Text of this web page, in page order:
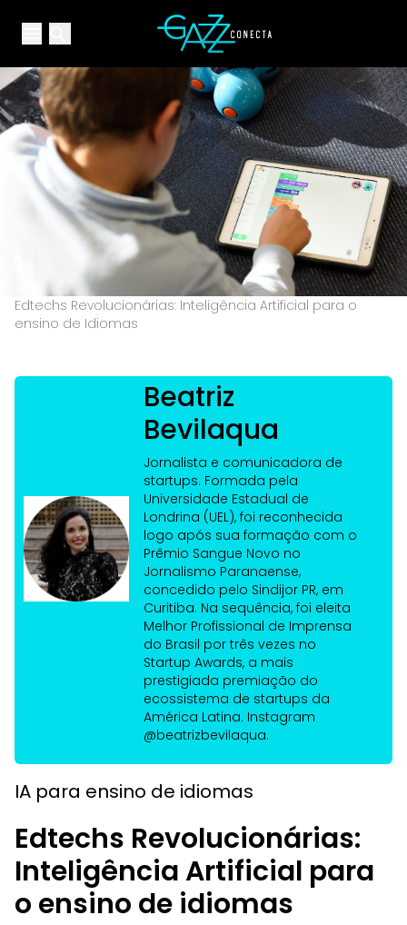
Open main menuYour Company
Edtechs Revolucionárias: Inteligência Artificial para o
ensino de Idiomas
Beatriz
Bevilaqua
Jornalista e comunicadora de
startups. Formada pela
Universidade Estadual de
Londrina (UEL), foi reconhecida
logo após sua formação com o
Prêmio Sangue Novo no
Jornalismo Paranaense,
concedido pelo Sindijor PR, em
Curitiba. Na sequência, foi eleita
Melhor Profissional de Imprensa
do Brasil por três vezes no
Startup Awards, a mais
prestigiada premiação do
ecossistema de startups da
América Latina. Instagram
@beatrizbevilaqua.
IA para ensino de idiomas
Edtechs Revolucionárias:
Inteligência Artificial para
o ensino de idiomas